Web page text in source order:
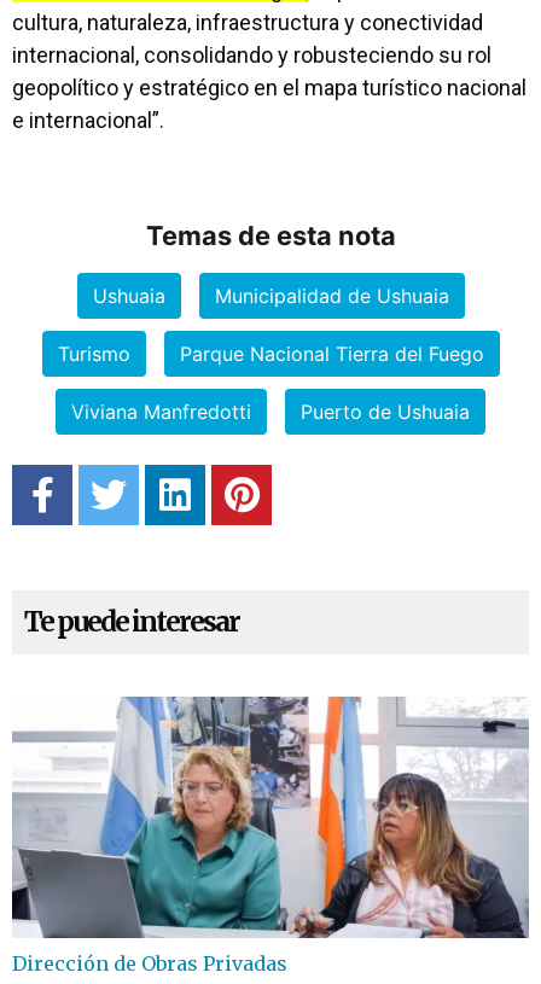
cultura, naturaleza, infraestructura y conectividad
internacional, consolidando y robusteciendo su rol
geopolítico y estratégico en el mapa turístico nacional
e internacional”.
Temas de esta nota
Ushuaia Municipalidad de Ushuaia
Turismo Parque Nacional Tierra del Fuego
Viviana Manfredotti Puerto de Ushuaia
Te puede interesar
Dirección de Obras Privadas